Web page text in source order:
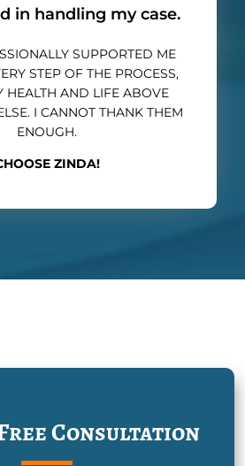
in handling my case.
SUPPORTED ME
STEP OF THE PROCESS,
HEALTH AND LIFE ABOVE
I CANNOT THANK THEM
ENOUGH.
ZINDA!
Consultation